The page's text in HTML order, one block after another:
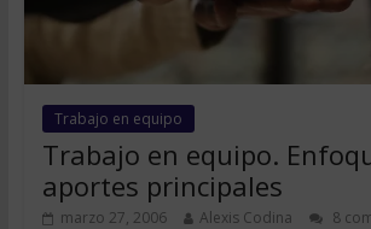
Trabajo en equipo
Trabajo en equipo.
aportes principales
marzo 27, 2006 Alexis Codina 8